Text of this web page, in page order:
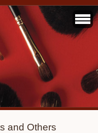
and Others